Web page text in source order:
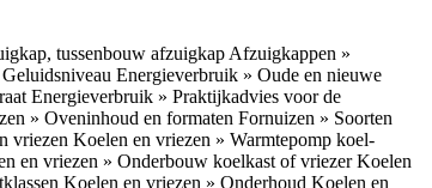
tussenbouw afzuigkap Afzuigkappen »
Energieverbruik » Oude en nieuwe
Energieverbruik » Praktijkadvies voor de
» Oveninhoud en formaten Fornuizen » Soorten
vriezen Koelen en vriezen » Warmtepomp koel-
en vriezen » Onderbouw koelkast of vriezerKoelen
Koelen en vriezen » Onderhoud Koelen en